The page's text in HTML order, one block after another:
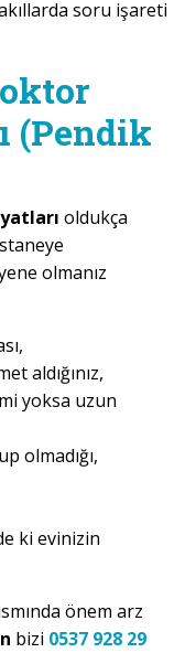
soru işareti
(Pendik
oldukça
olmanız
aldığınız,
yoksa uzun
olmadığı,
ki evinizin
önem arz
bizi 0537 928 29